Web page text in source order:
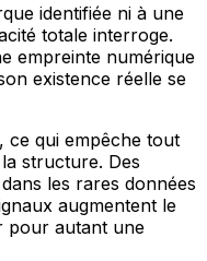
identifiée ni à une
totale interroge.
empreinte numérique
existence réelle se
ce qui empêche tout
structure. Des
les rares données
augmentent le
pour autant une